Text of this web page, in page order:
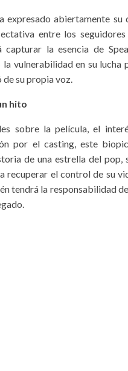
abiertamente su
entre los
la esencia de
vulnerabilidad en su lucha
su propia voz.
hito
sobre la película, el
por el casting, este
de una estrella del pop,
recuperar el control de su
tendrá la responsabilidad